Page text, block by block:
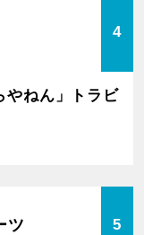
4
やねん」トラビ
ツ 5